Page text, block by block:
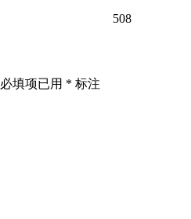
508
必填项已用 * 标注